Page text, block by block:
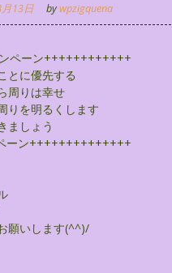
13日 bywpzigquena
ペーン++++++++++++
とに優先する
周りは幸せ
りを明るくします
ましょう
ーン++++++++++++++
願いします(^^)/